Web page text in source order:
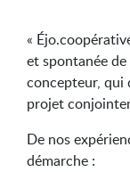
«
et spontanée
concepteur, qui
projet
De nos
démarche :